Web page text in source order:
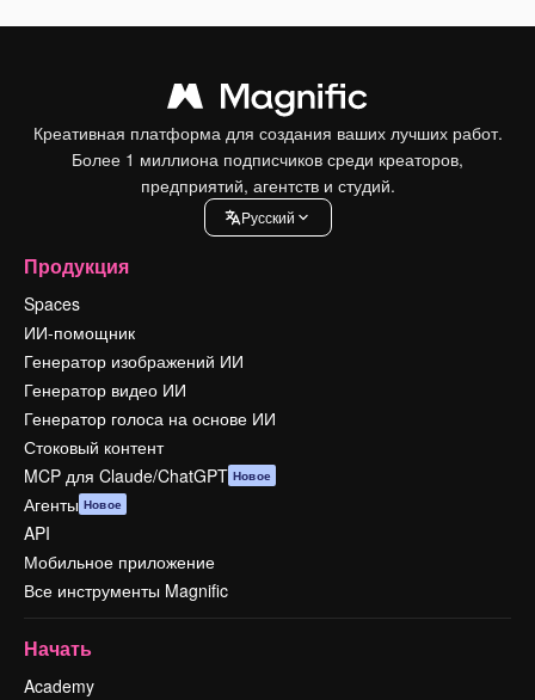
Креативная платформа для создания ваших лучших работ.
Более 1 миллиона подписчиков среди креаторов,
предприятий, агентств и студий.
Pусский
Продукция
Spaces
ИИ-помощник
Генератор изображений ИИ
Генератор видео ИИ
Генератор голоса на основе ИИ
Стоковый контент
MCP для Claude/ChatGPT Новое
Агенты Новое
API
Мобильное приложение
Все инструменты Magnific
Начать
Academy